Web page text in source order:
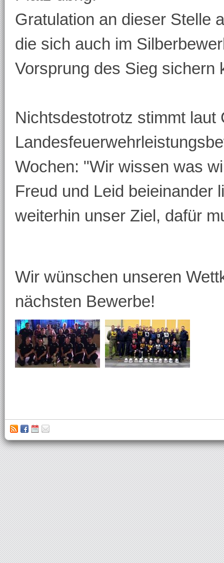
Gratulation an dieser Stelle
die sich auch im
Vorsprung des Sieg sichern
Nichtsdestotrotz stimmt
Wochen: "Wir wissen was
Freud und Leid beieinander
weiterhin unser Ziel, dafür
Wir wünschen unseren
nächsten Bewerbe!